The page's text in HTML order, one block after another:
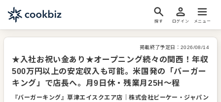
探す ログイン メニュー
掲載終了予定日： 2026/08/14
★入社お祝い金あり★オープニング続々の関西！年収
500万円以上の安定収入も可能。米国発の「バーガー
キング」で店長へ。月9日休・残業月25H～程
『バーガーキング』草津エイスクエア店 ｜株式会社ビーケー・ジャパン